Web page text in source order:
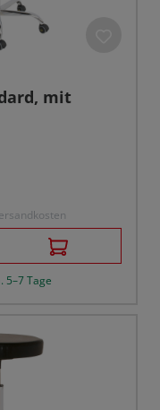
mit
5–7 Tage